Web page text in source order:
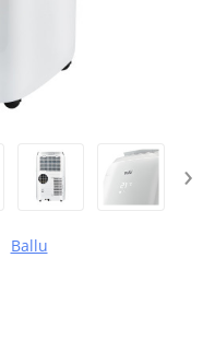
›
Ballu